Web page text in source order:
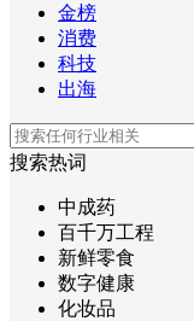
金榜
消费
科技
出海
搜索热词
中成药
百千万工程
新鲜零食
数字健康
化妆品